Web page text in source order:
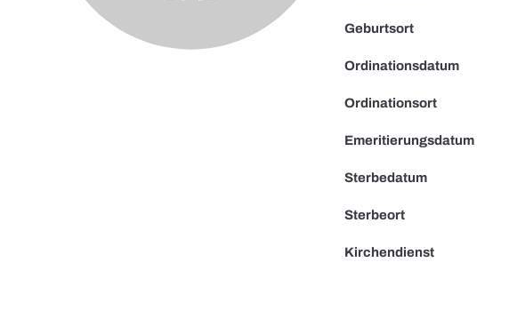
Geburtsort
Ordinationsdatum
Ordinationsort
Emeritierungsdatum
Sterbedatum
Sterbeort
Kirchendienst